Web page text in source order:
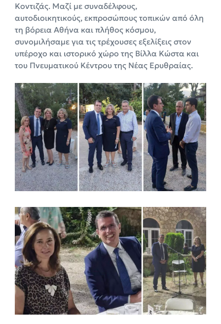
Κοντιζάς. Μαζί με συναδέλφους,
αυτοδιοικητικούς, εκπροσώπους τοπικών από όλη
τη βόρεια Αθήνα και πλήθος κόσμου,
συνομιλήσαμε για τις τρέχουσες εξελίξεις στον
υπέροχο και ιστορικό χώρο της Βίλλα Κώστα και
του Πνευματικού Κέντρου της Νέας Ερυθραίας.